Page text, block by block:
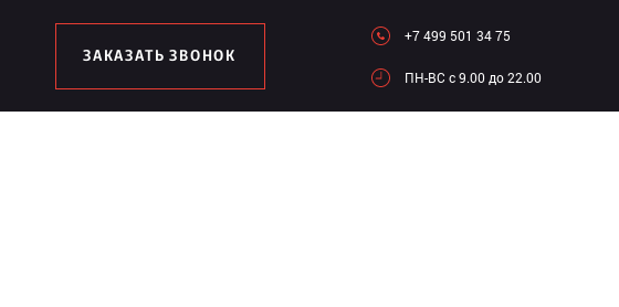
ЗАКАЗАТЬ ЗВОНОК
+7 499 501 34 75
ПН-ВC c 9.00 до 22.00